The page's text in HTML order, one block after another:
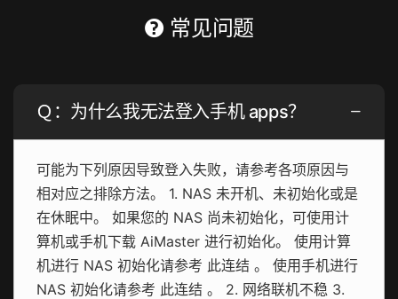
常见问题
Ｑ：为什么我无法登入手机 apps？
可能为下列原因导致登入失败，请参考各项原因与
相对应之排除方法。 1. NAS 未开机、未初始化或是
在休眠中。 如果您的 NAS 尚未初始化，可使用计
算机或手机下载 AiMaster 进行初始化。 使用计算
机进行 NAS 初始化请参考 此连结 。 使用手机进行
NAS 初始化请参考 此连结 。 2. 网络联机不稳 3.